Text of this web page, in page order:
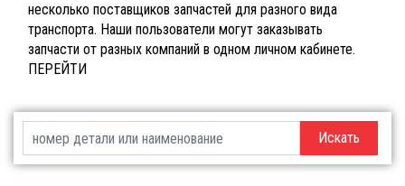
несколько поставщиков запчастей для разного вида
транспорта. Наши пользователи могут заказывать
запчасти от разных компаний в одном личном кабинете.
ПЕРЕЙТИ
Искать